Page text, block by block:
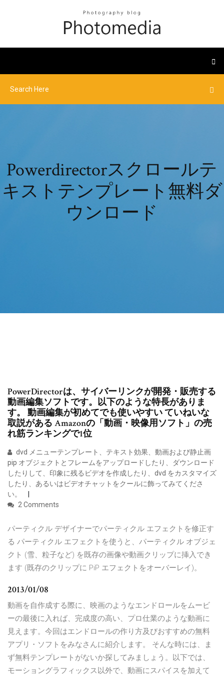
Powerdirectorスクロールテ
キストテンプレート無料ダ
ウンロード
PowerDirectorは、サイバーリンクが開発・販売する
動画編集ソフトです。以下のような特長がありま
す。 動画編集が初めてでも使いやすい ていねいな
取説がある Amazonの「動画・映像用ソフト」の売
れ筋ランキングで1位
dvd メニューテンプレート、テキスト効果、動画および静止画
pip オブジェクトとフレームをアップロードしたり、ダウンロード
したりして、印象に残るビデオを作成したり、dvd をカスタマイズ
したり、あるいはビデオチャットをクールに飾ってみてくださ
い。
2 Comments
パーティクル デザイナーでパーティクル エフェクトを修正す
る パーティクル エフェクトを使うと、パーティクル オブジェ
クト (雪、粒子など) を既存の画像や動画クリップに挿入でき
ます (既存のクリップに PiP エフェクトをオーバーレイ)。
2013/01/08
動画を自作成する際に、映画のようなエンドロールをムービ
ーの最後に入れば、完成度の高い、プロ仕業のような動画に
見えます。今回はエンドロールの作り方及びおすすめの無料
アプリ・ソフトをみなさんに紹介します。 そんな時には、ま
ず無料テンプレートがないか探してみましょう。以下では、
モーショングラフィックス以外で、動画にスパイスを加えて